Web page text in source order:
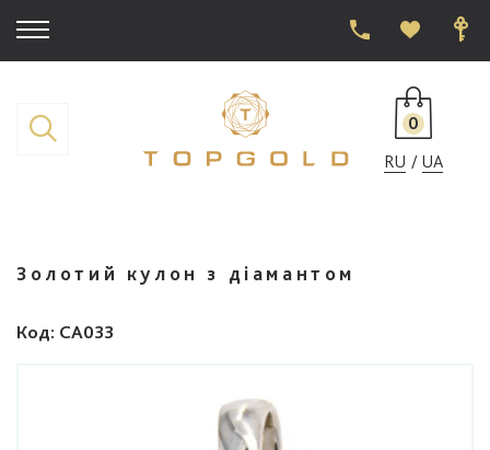
0
RU
UA
Золотий кулон з діамантом
Код: CA033